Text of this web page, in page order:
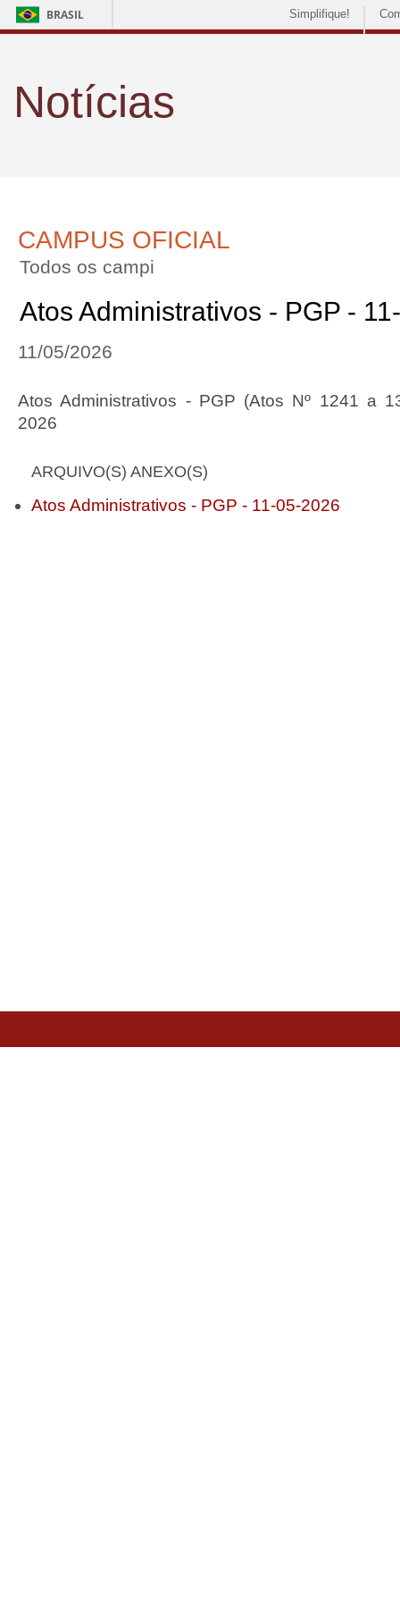
BRASIL Simplifique!
Notícias
CAMPUS OFICIAL
Todos os campi
Atos Administrativos - PGP -
11/05/2026
Atos Administrativos - PGP (Atos Nº 1241 a
2026
ARQUIVO(S) ANEXO(S)
Atos Administrativos - PGP - 11-05-2026